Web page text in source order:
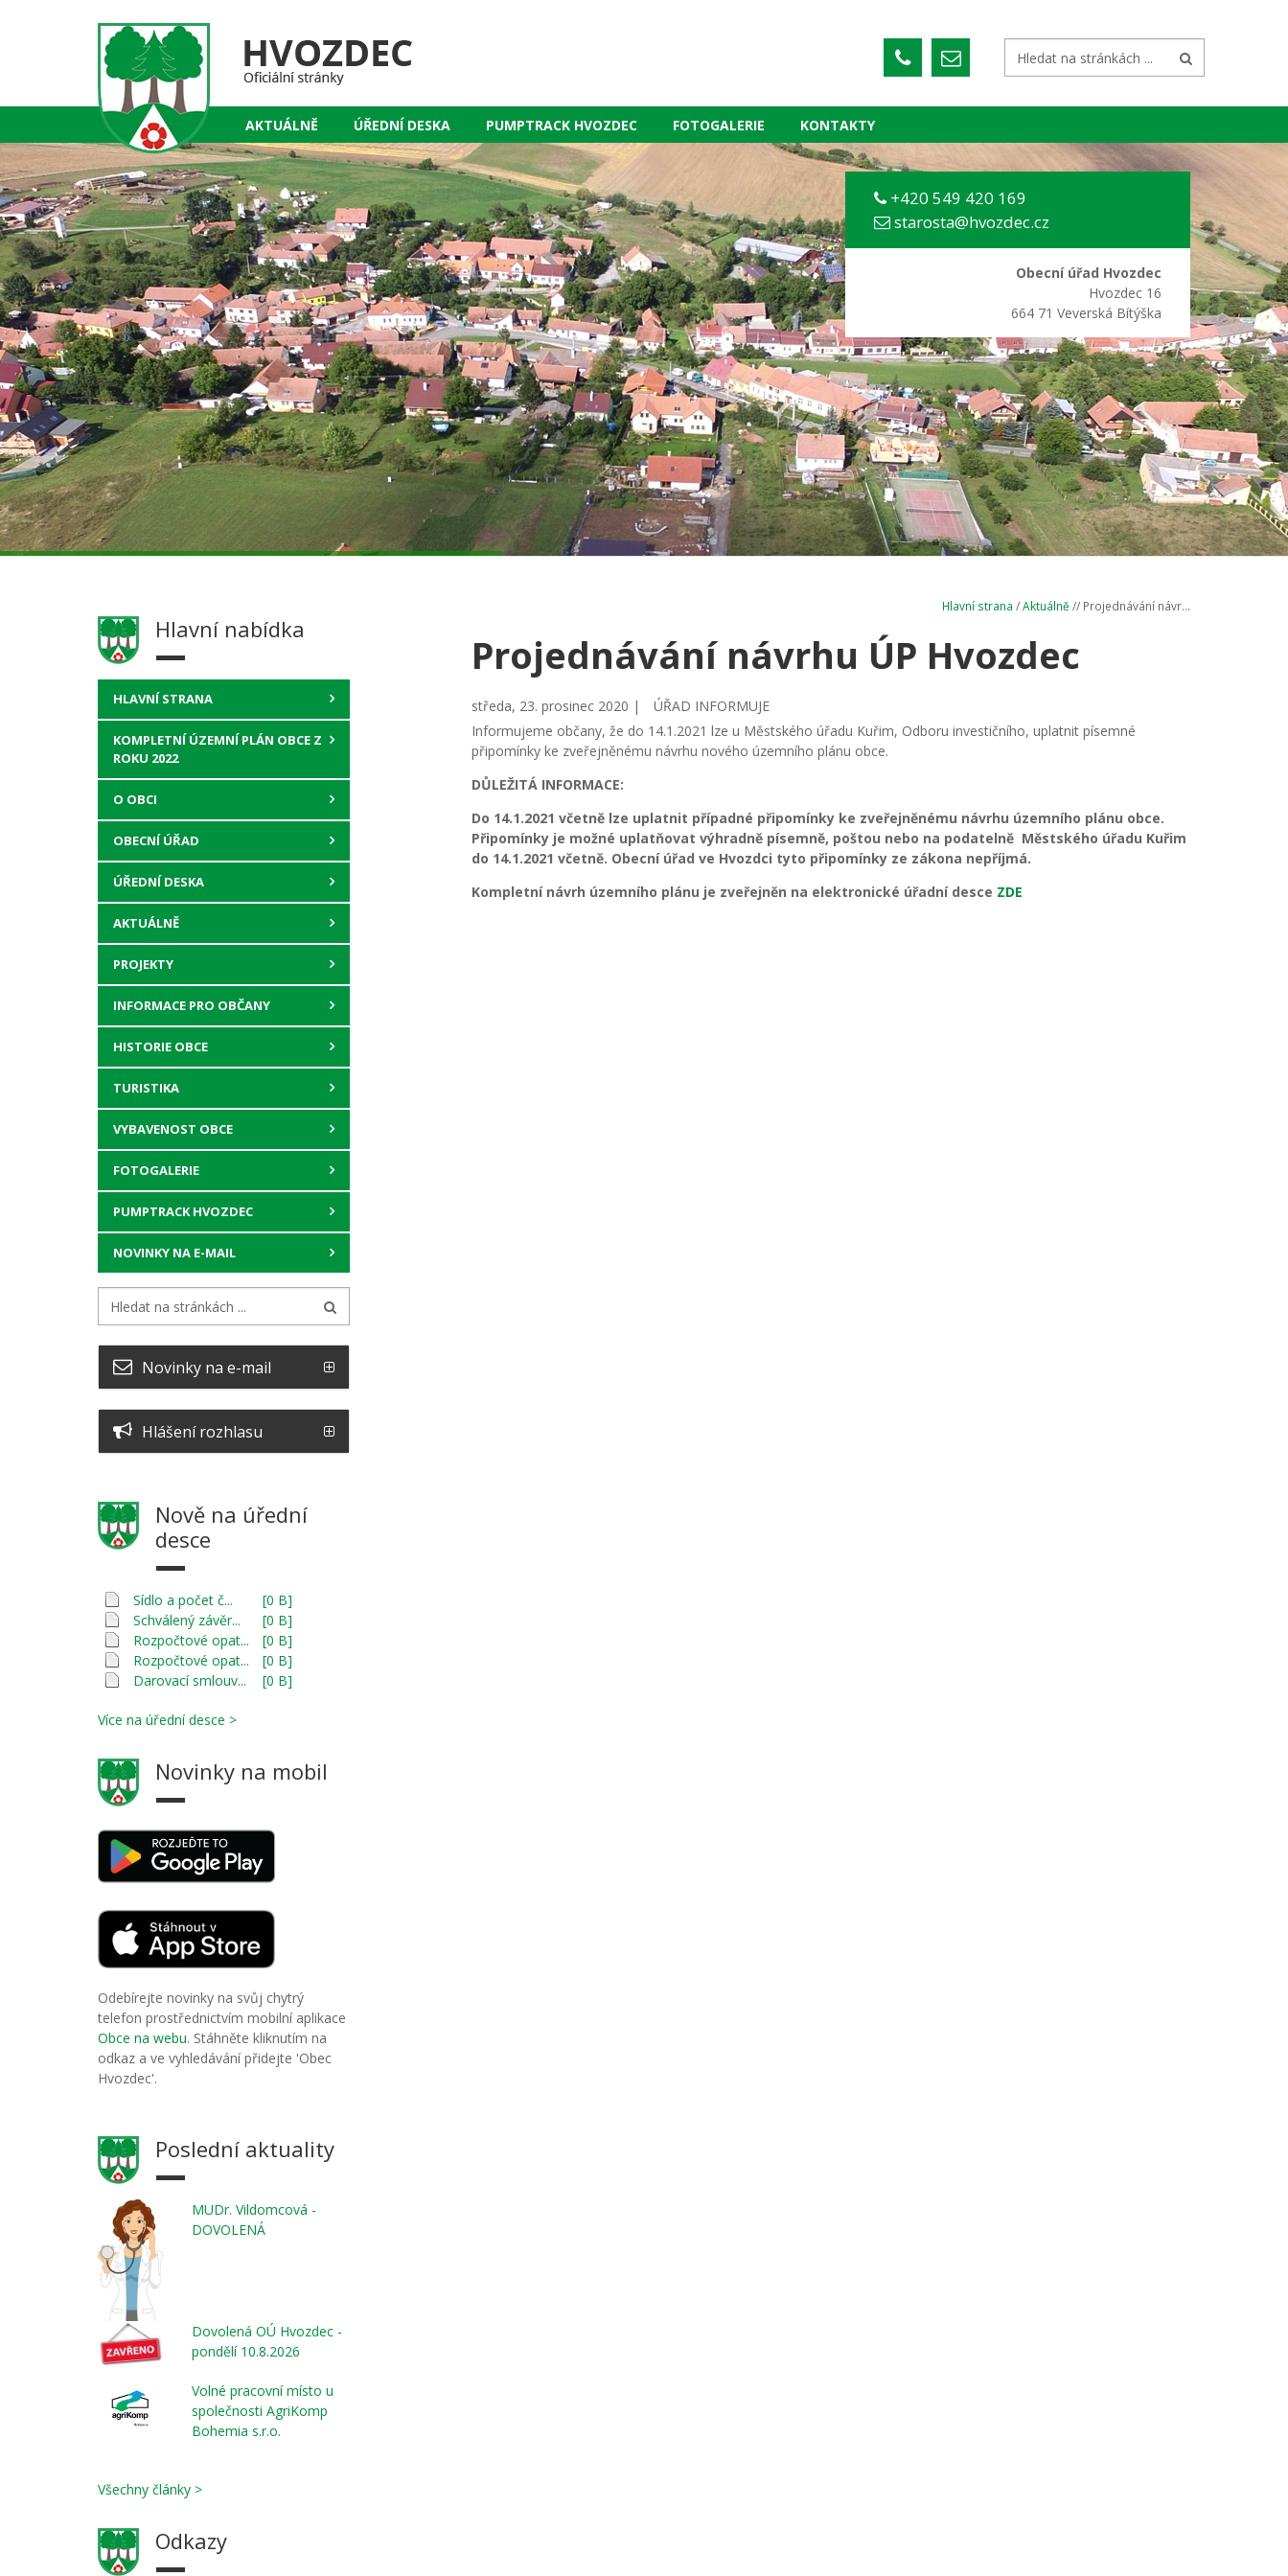
AKTUÁLNĚ ÚŘEDNÍ DESKA PUMPTRACK HVOZDEC FOTOGALERIE KONTAKTY
+420 549 420 169
starosta@hvozdec.cz
Obecní úřad Hvozdec
Hvozdec 16
664 71 Veverská Bítýška
Hlavní nabídka
HLAVNÍ STRANA
KOMPLETNÍ ÚZEMNÍ PLÁN OBCE Z
ROKU 2022
O OBCI
OBECNÍ ÚŘAD
ÚŘEDNÍ DESKA
AKTUÁLNĚ
PROJEKTY
INFORMACE PRO OBČANY
HISTORIE OBCE
TURISTIKA
VYBAVENOST OBCE
FOTOGALERIE
PUMPTRACK HVOZDEC
NOVINKY NA E-MAIL
Novinky na e-mail
Hlášení rozhlasu
Nově na úřední
desce
Sídlo a počet č...
[0 B]
Schválený závěr...
[0 B]
Rozpočtové opat...
[0 B]
Rozpočtové opat...
[0 B]
Darovací smlouv...
[0 B]
Více na úřední desce >
Novinky na mobil
Odebírejte novinky na svůj chytrý
telefon prostřednictvím mobilní aplikace
Obce na webu. Stáhněte kliknutím na
odkaz a ve vyhledávání přidejte 'Obec
Hvozdec'.
Poslední aktuality
MUDr. Vildomcová -
DOVOLENÁ
Dovolená OÚ Hvozdec -
pondělí 10.8.2026
Volné pracovní místo u
společnosti AgriKomp
Bohemia s.r.o.
Všechny články >
Odkazy
Hlavní strana /Aktuálně // Projednávání návr...
Projednávání návrhu ÚP Hvozdec
středa, 23. prosinec 2020 |
ÚŘAD INFORMUJE
Informujeme občany, že do 14.1.2021 lze u Městského úřadu Kuřim, Odboru investičního, uplatnit písemné
připomínky ke zveřejněnému návrhu nového územního plánu obce.
DŮLEŽITÁ INFORMACE:
Do 14.1.2021 včetně lze uplatnit případné připomínky ke zveřejněnému návrhu územního plánu obce.
Připomínky je možné uplatňovat výhradně písemně, poštou nebo na podatelně Městského úřadu Kuřim
do 14.1.2021 včetně. Obecní úřad ve Hvozdci tyto připomínky ze zákona nepříjmá.
Kompletní návrh územního plánu je zveřejněn na elektronické úřadní desce ZDE